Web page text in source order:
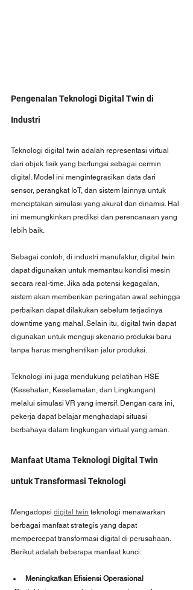
Pengenalan Teknologi Digital Twin di
Industri
Teknologi digital twin adalah representasi virtual
dari objek fisik yang berfungsi sebagai cermin
digital. Model ini mengintegrasikan data dari
sensor, perangkat IoT, dan sistem lainnya untuk
menciptakan simulasi yang akurat dan dinamis. Hal
ini memungkinkan prediksi dan perencanaan yang
lebih baik.
Sebagai contoh, di industri manufaktur, digital twin
dapat digunakan untuk memantau kondisi mesin
secara real-time. Jika ada potensi kegagalan,
sistem akan memberikan peringatan awal sehingga
perbaikan dapat dilakukan sebelum terjadinya
downtime yang mahal. Selain itu, digital twin dapat
digunakan untuk menguji skenario produksi baru
tanpa harus menghentikan jalur produksi.
Teknologi ini juga mendukung pelatihan HSE
(Kesehatan, Keselamatan, dan Lingkungan)
melalui simulasi VR yang imersif. Dengan cara ini,
pekerja dapat belajar menghadapi situasi
berbahaya dalam lingkungan virtual yang aman.
Manfaat Utama Teknologi Digital Twin
untuk Transformasi Teknologi
Mengadopsi digital twin teknologi menawarkan
berbagai manfaat strategis yang dapat
mempercepat transformasi digital di perusahaan.
Berikut adalah beberapa manfaat kunci:
Meningkatkan Efisiensi Operasional